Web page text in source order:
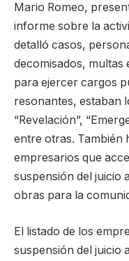
Mario Romeo,
informe sobre la
detalló casos,
decomisados, multas
para ejercer cargos
resonantes, estaban
“Revelación”,
entre otras. También
empresarios que
suspensión del juicio
obras para la
El listado de los
suspensión del juicio